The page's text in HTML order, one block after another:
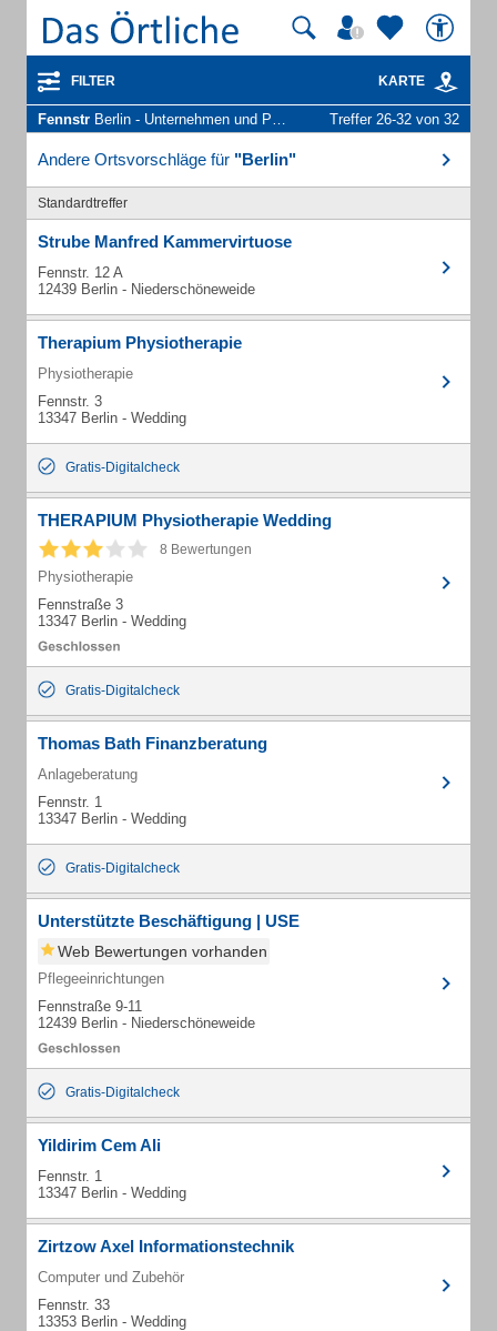
FILTER KARTE
Fennstr Berlin - Unternehmen und Personen Treffer 26-32 von 32
Andere Ortsvorschläge für "Berlin"
Standardtreffer
Strube Manfred Kammervirtuose
Fennstr. 12 A
12439 Berlin - Niederschöneweide
Therapium Physiotherapie
Physiotherapie
Fennstr. 3
13347 Berlin - Wedding
Gratis-Digitalcheck
THERAPIUM Physiotherapie Wedding
8 Bewertungen
Physiotherapie
Fennstraße 3
13347 Berlin - Wedding
Gratis-Digitalcheck
Thomas Bath Finanzberatung
Anlageberatung
Fennstr. 1
13347 Berlin - Wedding
Gratis-Digitalcheck
Unterstützte Beschäftigung | USE
Web Bewertungen vorhanden
Pflegeeinrichtungen
Fennstraße 9-11
12439 Berlin - Niederschöneweide
Gratis-Digitalcheck
Yildirim Cem Ali
Fennstr. 1
13347 Berlin - Wedding
Zirtzow Axel Informationstechnik
Computer und Zubehör
Fennstr. 33
13353 Berlin - Wedding